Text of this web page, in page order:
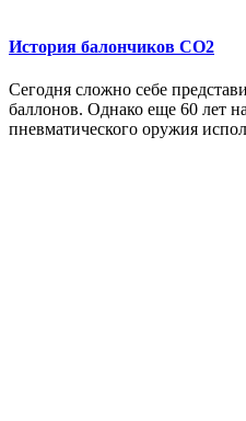
История балончиков СО2
Сегодня сложно себе
баллонов. Однако еще 60 лет
пневматического оружия